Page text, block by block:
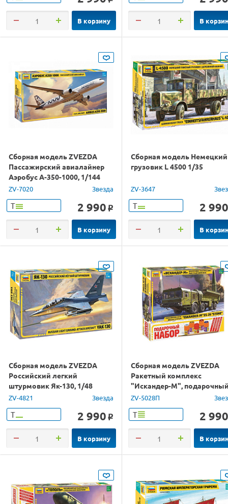
В корзину В
Сборная модель ZVEZDA
Пассажирский авиалайнер
Аэробус А-350-1000, 1/144
ZV-7020 Звезда
Т 2 990 o
В корзину
Сборная модель Немецкий
грузовик L 4500 1/35
ZV-3647
Т 2 990
В
Сборная модель ZVEZDA
Российский легкий
штурмовик Як-130, 1/48
ZV-4821 Звезда
Т 2 990 o
В корзину
Сборная модель ZVEZDA
Ракетный комплекс
"Искандер-М",
набор, 1/72
ZV-5028П
Т 2 990
В